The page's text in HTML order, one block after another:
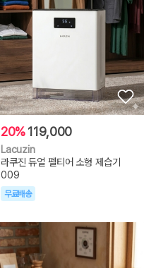
20%119,000
Lacuzin
라쿠진 듀얼 펠티어 소형 제습기
009
무료배송